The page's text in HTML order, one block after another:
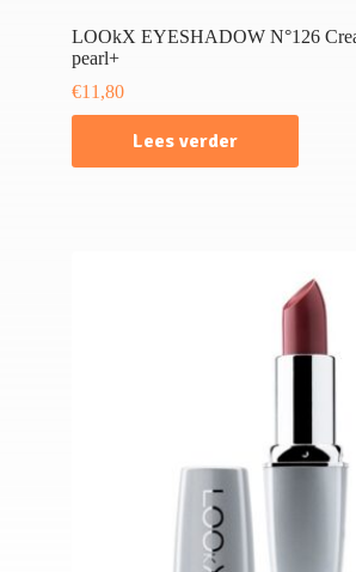
LOOkX EYESHADOW N°126
pearl+
€11,80
Lees verder